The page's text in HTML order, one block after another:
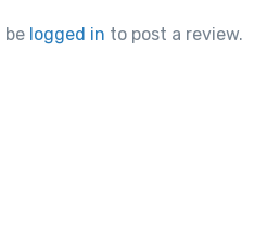
be logged in to post a review.